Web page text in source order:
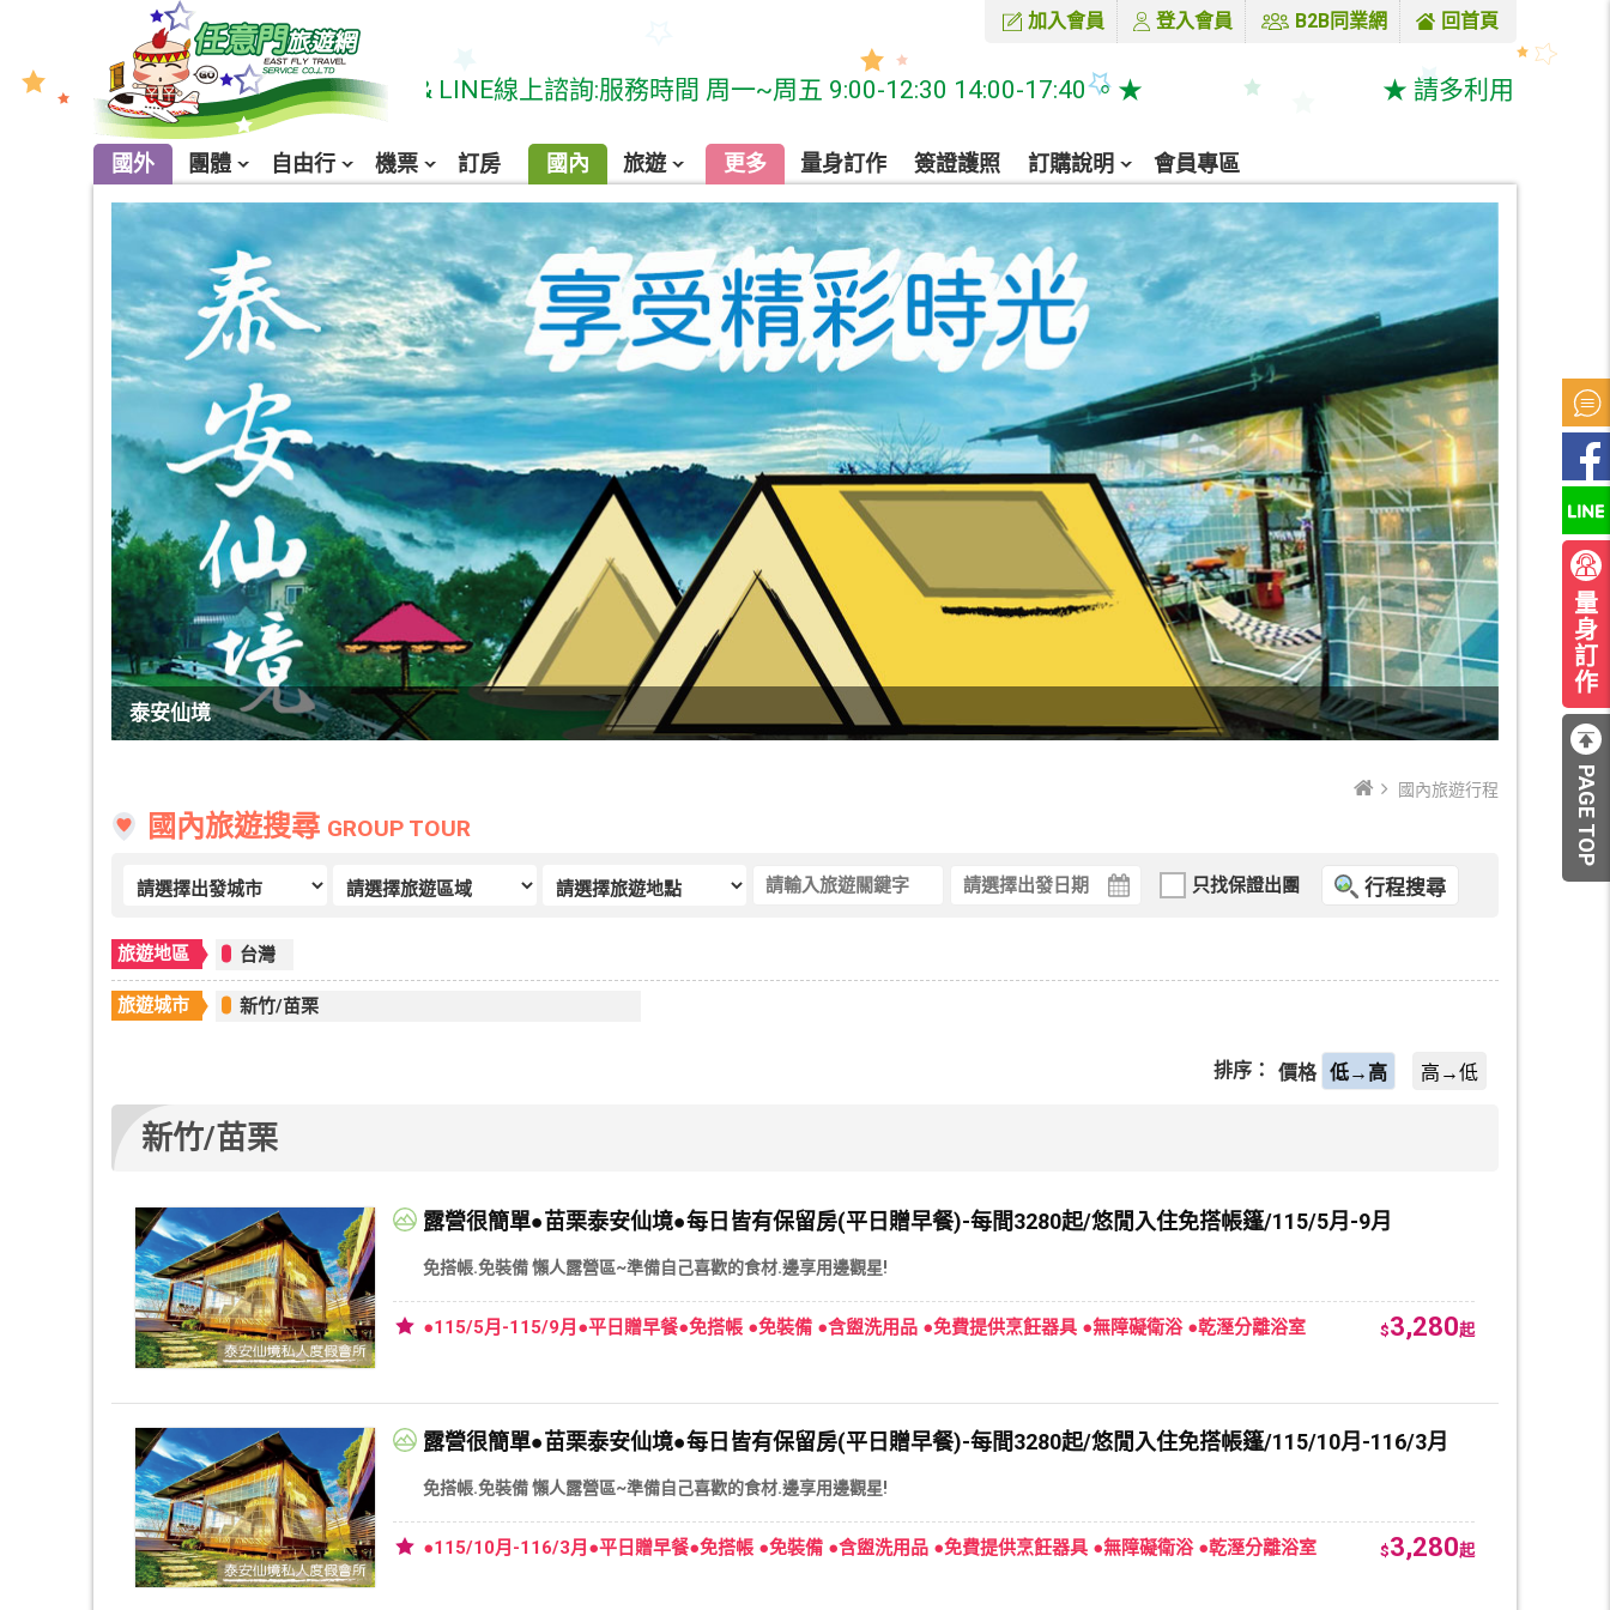
加入會員 登入會員 B2B同業網 回首頁
★ 請多利用線上購票系統 & LINE線上諮詢:服務時間 周一~周五 9:00-12:30 14:00-17:40 。★ ★ 請多利用線上購票
國外 團體 自由行 機票 訂房 國內 旅遊 更多 量身訂作 簽證護照 訂購說明 會員專區
泰安仙境
國內旅遊行程
國內旅遊搜尋 GROUP TOUR
只找保證出團 行程搜尋
旅遊地區 台灣
旅遊城市 新竹/苗栗
排序： 價格 低→高 高→低
新竹/苗栗
露營很簡單●苗栗泰安仙境●每日皆有保留房(平日贈早餐)-每間3280起/悠閒入住免搭帳篷/115/5月-9月
免搭帳.免裝備 懶人露營區~準備自己喜歡的食材.邊享用邊觀星!
●115/5月-115/9月●平日贈早餐●免搭帳 ●免裝備 ●含盥洗用品 ●免費提供烹飪器具 ●無障礙衛浴 ●乾溼分離浴室 $3,280起
露營很簡單●苗栗泰安仙境●每日皆有保留房(平日贈早餐)-每間3280起/悠閒入住免搭帳篷/115/10月-116/3月
免搭帳.免裝備 懶人露營區~準備自己喜歡的食材.邊享用邊觀星!
●115/10月-116/3月●平日贈早餐●免搭帳 ●免裝備 ●含盥洗用品 ●免費提供烹飪器具 ●無障礙衛浴 ●乾溼分離浴室 $3,280起
量
身
訂
作
PAGE TOP